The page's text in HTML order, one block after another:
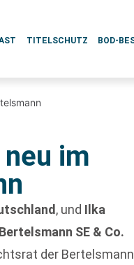
TITELSCHUTZ BOD-
im
, und Ilka
Bertelsmann SE & Co.
der Bertelsmann